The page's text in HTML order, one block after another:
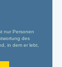
nur Personen
des
in dem er lebt,